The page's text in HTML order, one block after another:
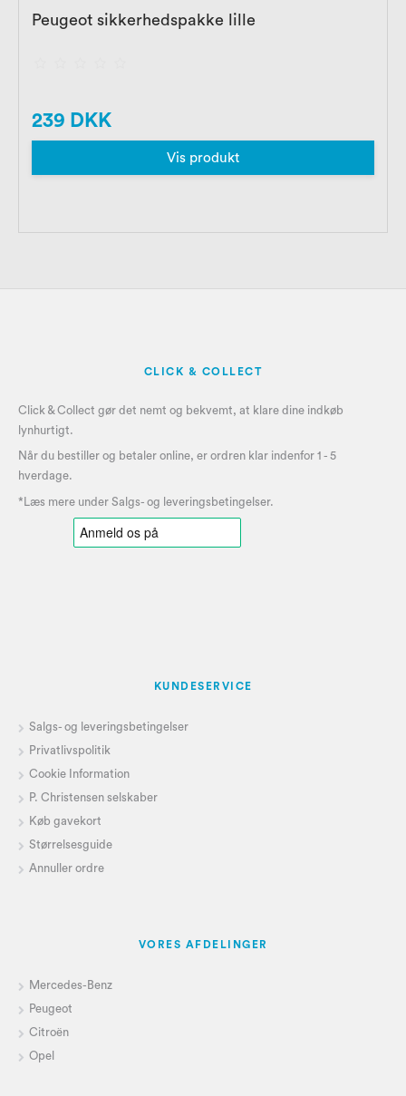
Peugeot sikkerhedspakke lille
239 DKK
Vis produkt
CLICK & COLLECT
Click & Collect gør det nemt og bekvemt, at klare dine indkøb
lynhurtigt.
Når du bestiller og betaler online, er ordren klar indenfor 1 - 5
hverdage.
*Læs mere under Salgs- og leveringsbetingelser.
KUNDESERVICE
Salgs- og leveringsbetingelser
Privatlivspolitik
Cookie Information
P. Christensen selskaber
Køb gavekort
Størrelsesguide
Annuller ordre
VORES AFDELINGER
Mercedes-Benz
Peugeot
Citroën
Opel